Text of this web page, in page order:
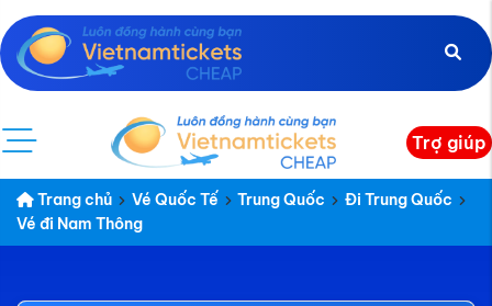
Trợ giúp
Trang chủ Vé Quốc Tế Trung Quốc
Đi Trung Quốc
Vé đi Nam Thông